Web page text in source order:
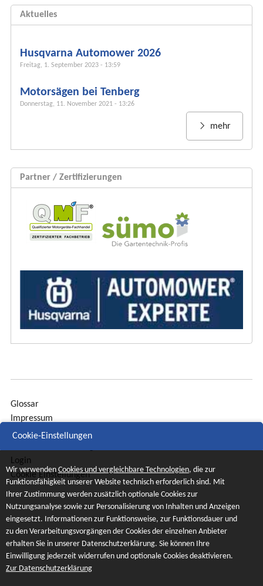
h
f
r
m
l
a
Aktuelles
Husqvarna Automower 2026
Freitag, 1. September 2023 - 13:59
Motorsägen bei Tenberg
Donnerstag, 11. November 2021 - 13:26
mehr
Partner / Zertifizierungen
Glossar
Impressum
Sitemap
Login
Cookie Einstellungen
Cookie-Einstellungen
Wir verwenden Cookies und vergleichbare Technologien, die zur
Funktionsfähigkeit unserer Website technisch erforderlich sind. Mit
Ihrer Zustimmung werden zusätzlich optionale Cookies zur
Nutzungsanalyse sowie zur Personalisierung von Inhalten und Anzeigen
eingesetzt. Informationen zur Funktionsweise, zur Funktionsdauer und
zu den Verarbeitungsvorgängen der Cookies der einzelnen Anbieter
erhalten Sie in unserer Datenschutzerklärung. Sie können Ihre
Einwilligung jederzeit widerrufen und optionale Cookies deaktivieren.
Zur Datenschutzerklärung